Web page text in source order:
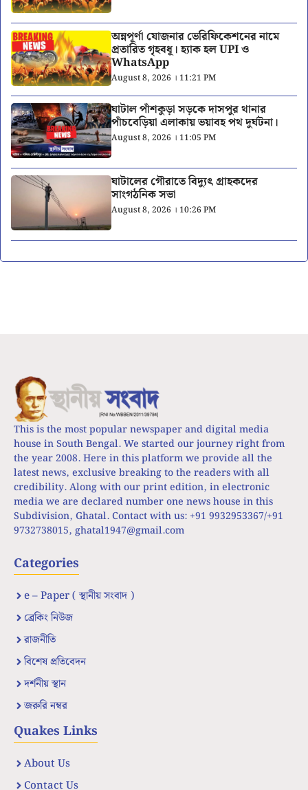
অন্নপূর্ণা যোজনার ভেরিফিকেশনের নামে
প্রতারিত গৃহবধূ। হ্যাক হল UPI ও
WhatsApp
August 8, 2026 । 11:21 PM
ঘাটাল পাঁশকুড়া সড়কে দাসপুর থানার
পাঁচবেড়িয়া এলাকায় ভয়াবহ পথ দুর্ঘটনা।
August 8, 2026 । 11:05 PM
ঘাটালের গৌরাতে বিদ্যুৎ গ্রাহকদের
সাংগঠনিক সভা
August 8, 2026 । 10:26 PM
This is the most popular newspaper and digital media
house in South Bengal. We started our journey right from
the year 2008. Here in this platform we provide all the
latest news, exclusive breaking to the readers with all
credibility. Along with our print edition, in electronic
media we are declared number one news house in this
Subdivision, Ghatal. Contact with us: +91 9932953367/+91
9732738015, ghatal1947@gmail.com
Categories
e – Paper ( স্থানীয় সংবাদ )
ব্রেকিং নিউজ
রাজনীতি
বিশেষ প্রতিবেদন
দর্শনীয় স্থান
জরুরি নম্বর
Quakes Links
About Us
Contact Us